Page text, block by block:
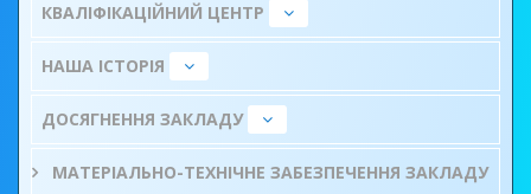
КВАЛІФІКАЦІЙНИЙ ЦЕНТР
НАША ІСТОРІЯ
ДОСЯГНЕННЯ ЗАКЛАДУ
МАТЕРІАЛЬНО-ТЕХНІЧНЕ ЗАБЕЗПЕЧЕННЯ ЗАКЛАДУ